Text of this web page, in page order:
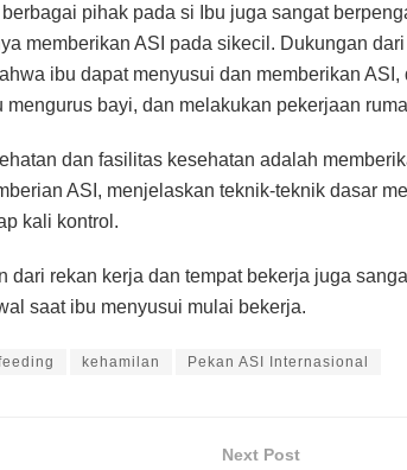
pihak pada si Ibu juga sangat
memberikan ASI pada sikecil. Dukungan
ibu dapat menyusui dan memberikan
mengurus bayi, dan melakukan pekerjaan
dan fasilitas kesehatan adalah
ASI, menjelaskan teknik-teknik dasar
kali kontrol.
dari rekan kerja dan tempat bekerja juga
saat ibu menyusui mulai bekerja.
kehamilan Pekan ASI Internasional
Next Post